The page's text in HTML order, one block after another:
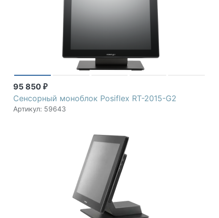
95 850 ₽
Сенсорный моноблок Posiflex RT-2015-G2
Артикул: 59643